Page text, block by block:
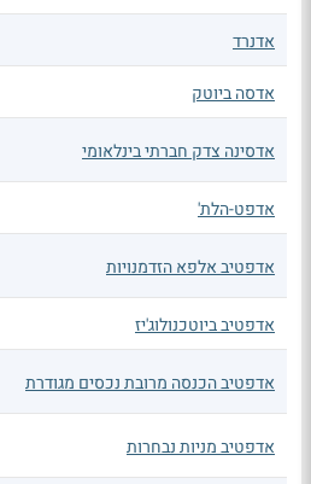
אדנרד
אדסה ביוטק
אדסינה צדק חברתי בינלאומי
אדפט-הלת'
אדפטיב אלפא הזדמנויות
אדפטיב ביוטכנולוג'יז
אדפטיב הכנסה מרובת נכסים מגודרת
אדפטיב מניות נבחרות